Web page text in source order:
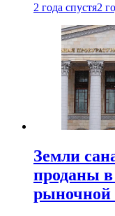
2 года спустя2
Земли
проданы в
рыночной